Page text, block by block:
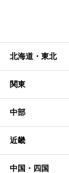
北海道・東北
関東
中部
近畿
中国・四国